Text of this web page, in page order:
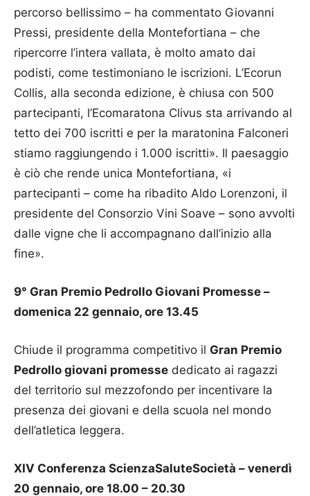
percorso bellissimo – ha commentato Giovanni
Pressi, presidente della Montefortiana – che
ripercorre l’intera vallata, è molto amato dai
podisti, come testimoniano le iscrizioni. L’Ecorun
Collis, alla seconda edizione, è chiusa con 500
partecipanti, l’Ecomaratona Clivus sta arrivando al
tetto dei 700 iscritti e per la maratonina Falconeri
stiamo raggiungendo i 1.000 iscritti». Il paesaggio
è ciò che rende unica Montefortiana, «i
partecipanti – come ha ribadito Aldo Lorenzoni, il
presidente del Consorzio Vini Soave – sono avvolti
dalle vigne che li accompagnano dall’inizio alla
fine».
9° Gran Premio Pedrollo Giovani Promesse –
domenica 22 gennaio, ore 13.45
Chiude il programma competitivo il Gran Premio
Pedrollo giovani promesse dedicato ai ragazzi
del territorio sul mezzofondo per incentivare la
presenza dei giovani e della scuola nel mondo
dell’atletica leggera.
XIV Conferenza ScienzaSaluteSocietà – venerdì
20 gennaio, ore 18.00 – 20.30